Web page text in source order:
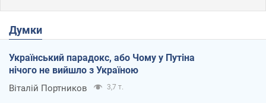
Думки
Український парадокс, або Чому у Путіна
нічого не вийшло з Україною
Віталій Портников 3,7 т.